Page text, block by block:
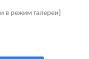
в режим галереи]